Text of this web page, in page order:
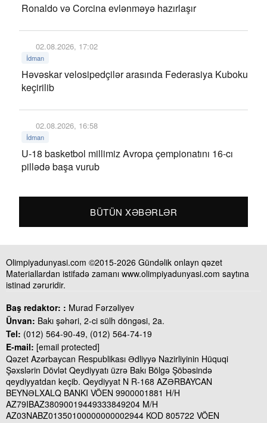
Ronaldo və Corcina evlənməyə hazırlaşır
02.08.2026, 17:02
İdman
Həvəskar velosipedçilər arasında Federasiya Kuboku
keçirilib
02.08.2026, 16:58
İdman
U-18 basketbol millimiz Avropa çempionatını 16-cı
pillədə başa vurub
BÜTÜN XƏBƏRLƏR
Olimpiyadunyasi.com ©2015-2026 Gündəlik onlayn qəzet
Materiallardan istifadə zamanı www.olimpiyadunyasi.com saytına
istinad zəruridir.
Baş redaktor: : Murad Fərzəliyev
Ünvan: Bakı şəhəri, 2-ci sülh döngəsi, 2a.
Tel: (012) 564-90-49, (012) 564-74-19
E-mail: [email protected]
Qəzet Azərbaycan Respublikası Ədliyyə Nazirliyinin Hüquqi
Şəxslərin Dövlət Qeydiyyatı üzrə Bakı Bölgə Şöbəsində
qeydiyyatdan keçib. Qeydiyyat N R-168 AZƏRBAYCAN
BEYNƏLXALQ BANKI VÖEN 9900001881 H/H
AZ79IBAZ38090019449333849204 M/H
AZ03NABZ01350100000000002944 KOD 805722 VÖEN